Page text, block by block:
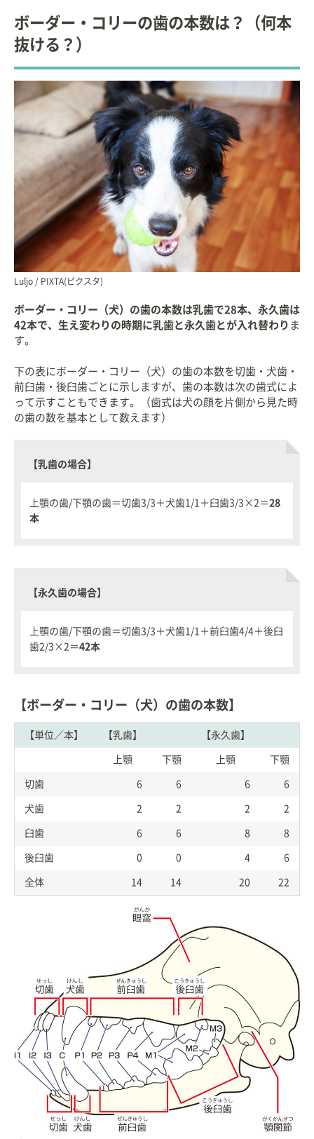
ボーダー・コリーの歯の本数は？（何本
抜ける？）
Luljo / PIXTA(ピクスタ)
ボーダー・コリー（犬）の歯の本数は乳歯で28本、永久歯は
42本で、生え変わりの時期に乳歯と永久歯とが入れ替わり ま
す。
下の表にボーダー・コリー（犬）の歯の本数を切歯・犬歯・
前臼歯・後臼歯ごとに示しますが、歯の本数は次の歯式によ
って示すこともできます。（歯式は犬の顔を片側から見た時
の歯の数を基本として数えます）
【乳歯の場合】
上顎の歯/下顎の歯＝切歯3/3＋犬歯1/1＋臼歯3/3×2＝28
本
【永久歯の場合】
上顎の歯/下顎の歯＝切歯3/3＋犬歯1/1＋前臼歯4/4＋後臼
歯2/3×2＝42本
【ボーダー・コリー（犬）の歯の本数】
【単位／本】 【乳歯】 【永久歯】
上顎 下顎 上顎 下顎
切歯 6 6 6 6
犬歯 2 2 2 2
臼歯 6 6 8 8
後臼歯 0 0 4 6
全体 14 14 20 22